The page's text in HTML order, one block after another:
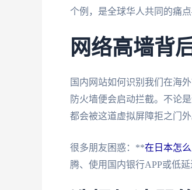
个例，是全球华人共同的痛
网络高墙背
国内网站如何识别我们在海
防火墙便会启动拦截。不论
都会被这道虚拟屏障拒之门外
很多朋友困惑：**在日本怎
腾、使用国内银行APP或低